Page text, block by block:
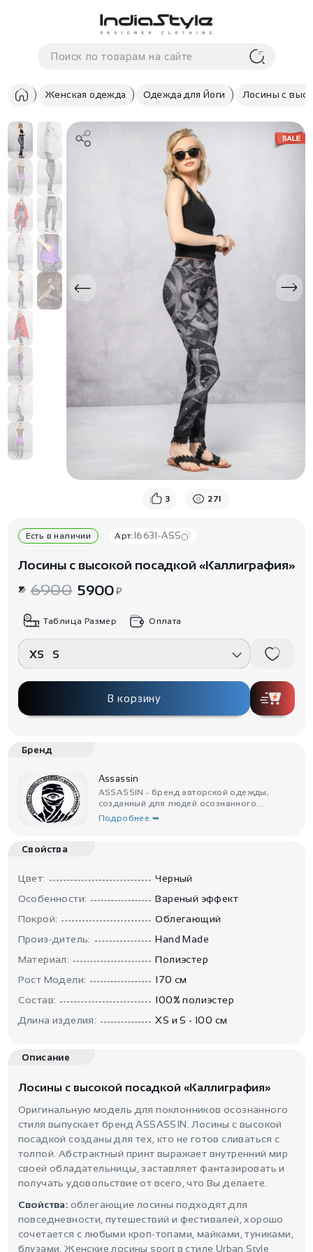
Корзина
В корзиненеттоваров
Корзина покупок пуста..
Женская одежда Одежда для Йоги Лосины с
3 271
Есть в наличии Арт: 16631-ASS
Лосины с высокой посадкой «Каллиграфия»
6900 5900₽
Таблица Размер Оплата
XS S
В корзину
Бренд
Assassin
ASSASSIN - бренд авторской одежды,
созданный для людей осознанного...
Подробнее ➥
Свойства
Цвет:
Черный
Особенности:
Вареный эффект
Покрой:
Облегающий
Произ-дитель:
Hand Made
Материал:
Полиэстер
Рост Модели:
170 см
Состав:
100% полиэстер
Длина изделия:
XS и S - 100 см
Описание
Лосины с высокой посадкой «Каллиграфия»
Оригинальную модель для поклонников осознанного
стиля выпускает бренд ASSASSIN. Лосины с высокой
посадкой созданы для тех, кто не готов сливаться с
толпой. Абстрактный принт выражает внутренний мир
своей обладательницы, заставляет фантазировать и
получать удовольствие от всего, что Вы делаете.
Свойства: облегающие лосины подходят для
повседневности, путешествий и фестивалей, хорошо
сочетается с любыми кроп-топами, майками, туниками,
блузами. Женские лосины sport в стиле Urban Style